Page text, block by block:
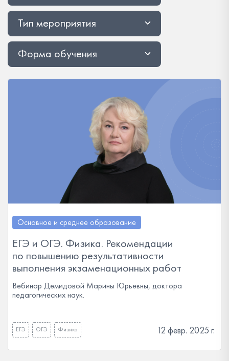
Тип мероприятия
Форма обучения
Основное и среднее образование
ЕГЭ и ОГЭ. Физика. Рекомендации
по повышению результативности
выполнения экзаменационных работ
Вебинар Демидовой Марины Юрьевны, доктора
педагогических наук.
ЕГЭ ОГЭ Физика 12 февр. 2025 г.